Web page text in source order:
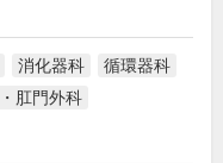
消化器科
循環器科
肛門外科